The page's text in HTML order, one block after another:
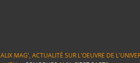
ALIX MAG', ACTUALITÉ SUR L'OEUVRE DE